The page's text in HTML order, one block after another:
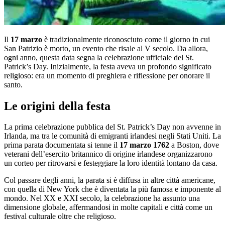
Il 17 marzo è tradizionalmente riconosciuto come il giorno in cui
San Patrizio è morto, un evento che risale al V secolo. Da allora,
ogni anno, questa data segna la celebrazione ufficiale del St.
Patrick’s Day. Inizialmente, la festa aveva un profondo significato
religioso: era un momento di preghiera e riflessione per onorare il
santo.
Le origini della festa
La prima celebrazione pubblica del St. Patrick’s Day non avvenne in
Irlanda, ma tra le comunità di emigranti irlandesi negli Stati Uniti. La
prima parata documentata si tenne il 17 marzo 1762 a Boston, dove
veterani dell’esercito britannico di origine irlandese organizzarono
un corteo per ritrovarsi e festeggiare la loro identità lontano da casa.
Col passare degli anni, la parata si è diffusa in altre città americane,
con quella di New York che è diventata la più famosa e imponente al
mondo. Nel XX e XXI secolo, la celebrazione ha assunto una
dimensione globale, affermandosi in molte capitali e città come un
festival culturale oltre che religioso.